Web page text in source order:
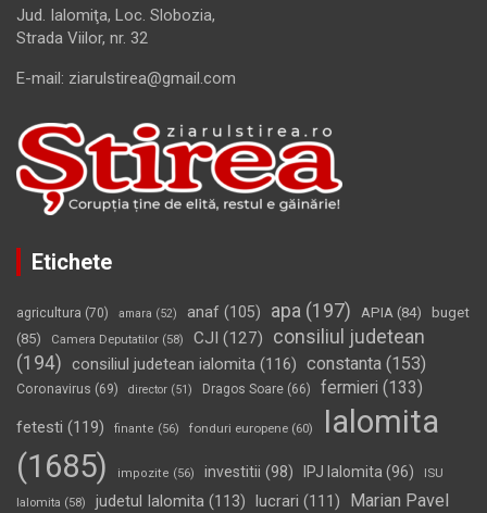
Jud. Ialomiţa, Loc. Slobozia,
Strada Viilor, nr. 32
E-mail: ziarulstirea@gmail.com
Etichete
agricultura (70) amara (52) anaf (105) apa (197) APIA (84)
buget
(85)
Camera Deputatilor (58) CJI (127)
consiliul judetean
(194) consiliul judetean ialomita (116) constanta (153)
Coronavirus (69) director (51) Dragos Soare (66) fermieri (133)
fetesti (119) finante (56) fonduri europene (60)
Ialomita
(1685)
impozite (56) investitii (98) IPJ Ialomita (96) ISU
Ialomita (58) judetul Ialomita (113) lucrari (111)
Marian Pavel